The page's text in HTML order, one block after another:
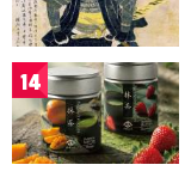
14